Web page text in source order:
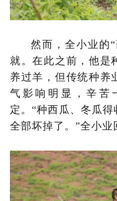
然而，全小业的
就。在此之前，他是
养过羊，但传统种养
气影响明显，辛苦
定。“种西瓜、冬瓜
全部坏掉了。”全小业